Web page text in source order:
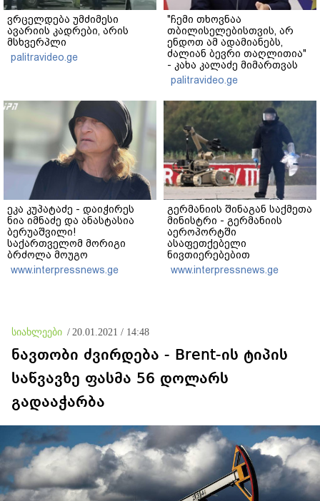
ვრცელდება უმძიმესი
ავარიის კადრები, არის
მსხვერპლი
palitravideo.ge
"ჩემი თხოვნაა
თბილისელებისთვის, არ
ენდოთ ამ ადამიანებს,
ძალიან ბევრი თაღლითია"
- კახა კალაძე მიმართვას
ავრცელებს
palitravideo.ge
ეკა კუპატაძე - დაიჭირეს
ნია იმნაძე და ანასტასია
ბერუაშვილი!
საქართველომ მორიგი
ბრძოლა მოუგო
მკვლელებს! იმნაძე-
ნავროზაშვილები არიან
წყნარად მდგარი პოლიცია
www.interpressnews.ge
გერმანიის შინაგან საქმეთა
მინისტრი - გერმანიის
აეროპორტში
ასაფეთქებელი
ნივთიერებებით
დატვირთული დრონის
აღმოჩენა საფრთხის ახალ
www.interpressnews.ge
სიახლეები / 20.01.2021 / 14:48
ნავთობი ძვირდება - Brent-ის ტიპის
საწვავზე ფასმა 56 დოლარს
გადააჭარბა